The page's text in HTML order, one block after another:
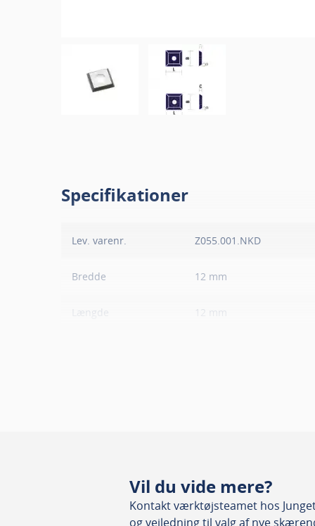
Specifikationer
Lev. varenr. Z055.001.NKD
Bredde 12 mm
Længde 12 mm
Blødt træ, Hårdt træ,
Vil du vide mere?
Kontakt værktøjsteamet hos
og vejledning til valg af nye